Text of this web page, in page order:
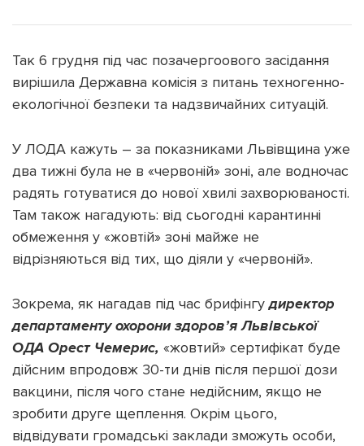
Наші соц мережі
Так 6 грудня під час позачергоового засідання
вирішила Державна комісія з питань техногенно-
екологічної безпеки та надзвичайних ситуацій.
У ЛОДА кажуть – за показниками Львівщина уже
два тижні була не в «червоній» зоні, але водночас
радять готуватися до нової хвилі захворюваності.
Там також нагадують: від сьогодні карантинні
обмеження у «жовтій» зоні майже не
відрізняються від тих, що діяли у «червоній».
Зокрема, як нагадав під час брифінгудиректор
департаменту охорони здоров’я Львівської
ОДА Орест Чемерис, «жовтий» сертифікат буде
дійсним впродовж 30-ти днів після першої дози
вакцини, після чого стане недійсним, якщо не
зробити друге щеплення. Окрім цього,
відвідувати громадські заклади зможуть особи,